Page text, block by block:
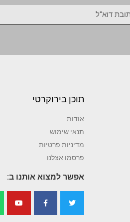
תוכן בירוקרטי
אודות
תנאי שימוש
מדיניות פרטיות
פרסמו אצלנו
אפשר למצוא אותנו ב: